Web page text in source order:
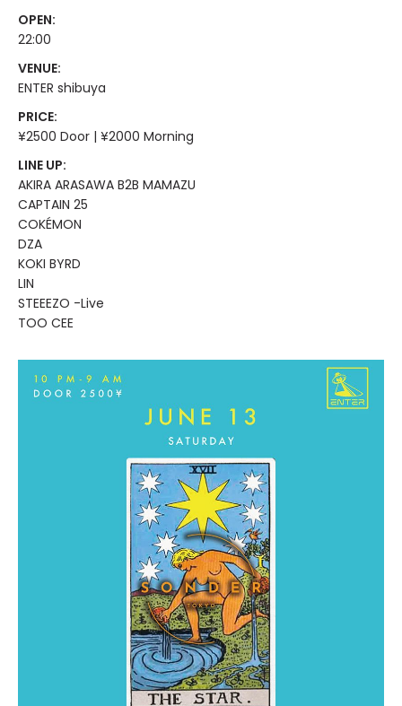
OPEN:
22:00
VENUE:
ENTER shibuya
PRICE:
¥2500 Door | ¥2000 Morning
LINE UP:
AKIRA ARASAWA B2B MAMAZU
CAPTAIN 25
COKÉMON
DZA
KOKI BYRD
LIN
STEEEZO -Live
TOO CEE